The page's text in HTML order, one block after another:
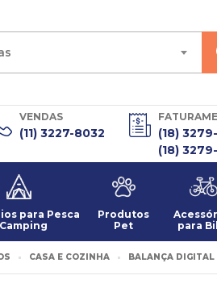
VENDAS
(11) 3227-8032
(18)
(18)
para Pesca
Produtos
Pet
para
CASA E COZINHA BALANÇA DIGITAL